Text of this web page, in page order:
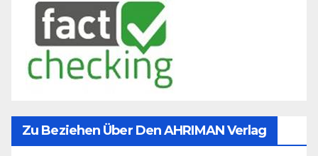
Zu Beziehen Über Den AHRIMAN Verlag